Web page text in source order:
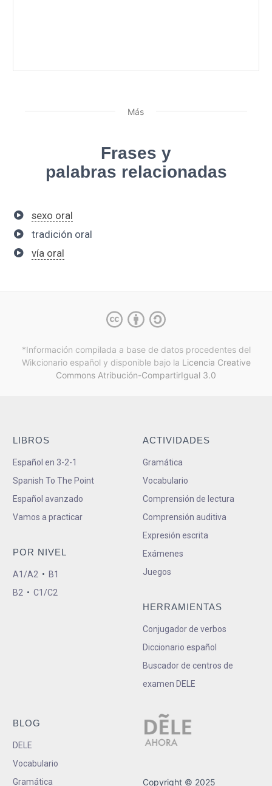
Más
Frases y
palabras relacionadas
sexo oral
tradición oral
vía oral
*Información compilada a base de datos procedentes del
Wikcionario español y disponible bajo la Licencia Creative
Commons Atribución-CompartirIgual 3.0
LIBROS
Español en 3-2-1
Spanish To The Point
Español avanzado
Vamos a practicar
POR NIVEL
A1/A2 • B1
B2 • C1/C2
ACTIVIDADES
Gramática
Vocabulario
Comprensión de lectura
Comprensión auditiva
Expresión escrita
Exámenes
Juegos
HERRAMIENTAS
Conjugador de verbos
Diccionario español
Buscador de centros de
examen DELE
BLOG
DELE
Vocabulario
Gramática
Copyright © 2025